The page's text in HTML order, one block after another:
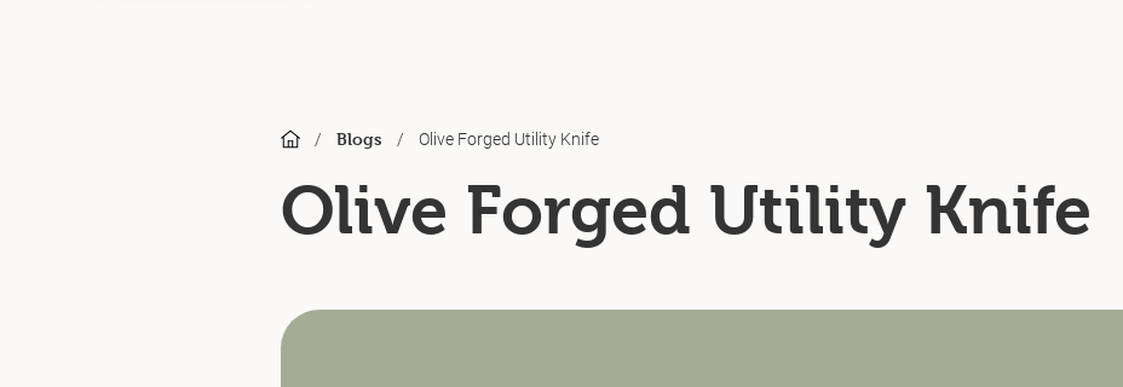
/ Blogs / Olive Forged Utility Knife
Olive Forged Utility Knife